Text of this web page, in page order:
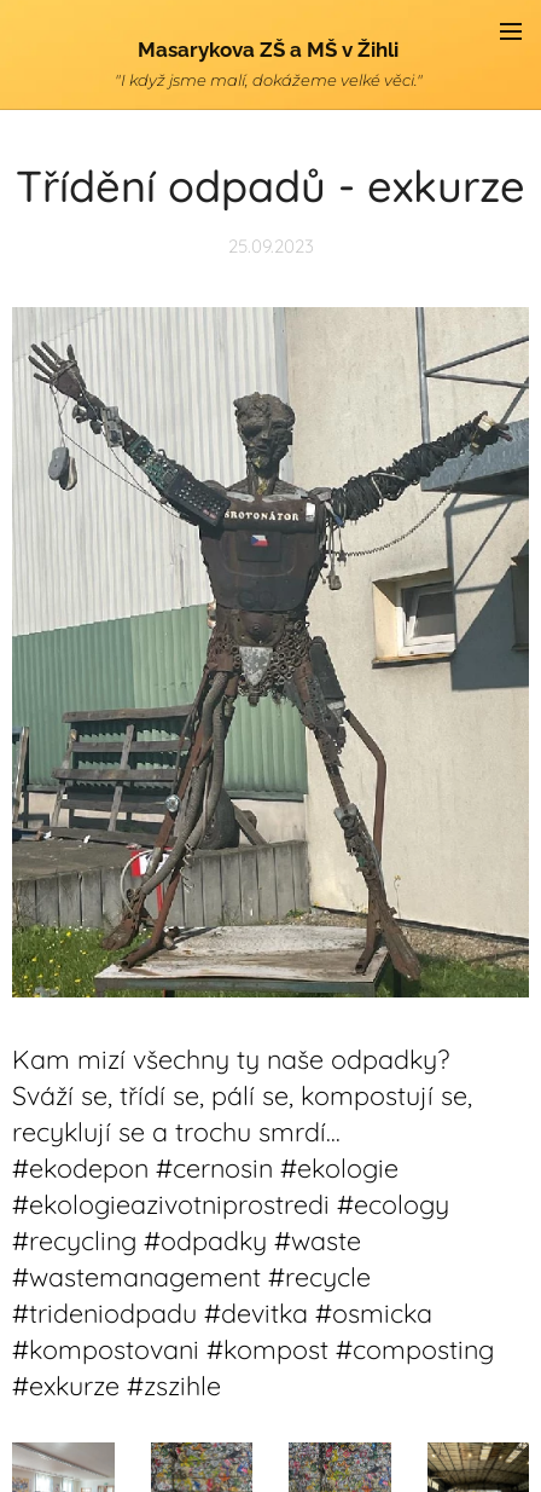
Masarykova ZŠ a MŠ v Žihli
"I když jsme malí, dokážeme velké věci."
Třídění odpadů - exkurze
25.09.2023
Kam mizí všechny ty naše odpadky?
Sváží se, třídí se, pálí se, kompostují se,
recyklují se a trochu smrdí...
#ekodepon #cernosin #ekologie
#ekologieazivotniprostredi #ecology
#recycling #odpadky #waste
#wastemanagement #recycle
#trideniodpadu #devitka #osmicka
#kompostovani #kompost #composting
#exkurze #zszihle